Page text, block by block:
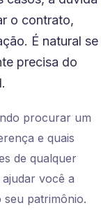
o contrato,
É natural se
precisa do
procurar um
e quais
de qualquer
você a
patrimônio.